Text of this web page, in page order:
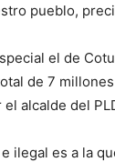
pueblo,
el de
de 7
alcalde del
ilegal es a la